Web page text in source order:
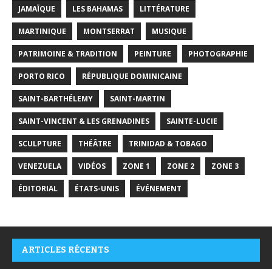
JAMAÏQUE LES BAHAMAS LITTÉRATURE
MARTINIQUE MONTSERRAT MUSIQUE
PATRIMOINE & TRADITION PEINTURE PHOTOGRAPHIE
PORTO RICO RÉPUBLIQUE DOMINICAINE
SAINT-BARTHÉLEMY SAINT-MARTIN
SAINT-VINCENT & LES GRENADINES SAINTE-LUCIE
SCULPTURE THÉÂTRE TRINIDAD & TOBAGO
VENEZUELA VIDÉOS ZONE 1 ZONE 2 ZONE 3
ÉDITORIAL ÉTATS-UNIS ÉVÉNEMENT
ARTICLES RÉCENTS